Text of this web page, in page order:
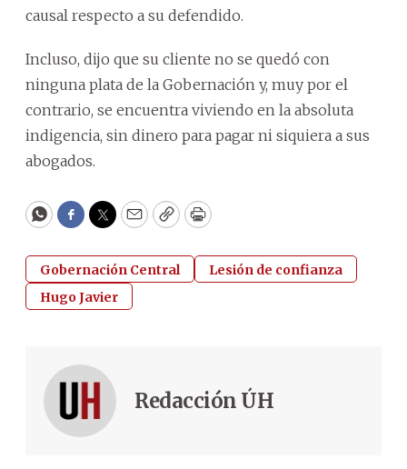
causal respecto a su defendido.
Incluso, dijo que su cliente no se quedó con
ninguna plata de la Gobernación y, muy por el
contrario, se encuentra viviendo en la absoluta
indigencia, sin dinero para pagar ni siquiera a sus
abogados.
WhatsApp
Facebook
Twitter
EmailCopyPrint
Gobernación Central
Lesión de confianza
Hugo Javier
Redacción ÚH